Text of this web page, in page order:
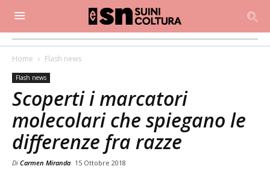
Home Flash news
Flash news
Scoperti i marcatori
molecolari che spiegano le
differenze fra razze
Di Carmen Miranda 15 Ottobre 2018